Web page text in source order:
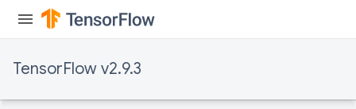
TensorFlow v2.9.3